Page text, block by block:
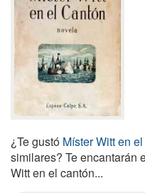
¿Te gustó Míster Witt en
similares? Te encantarán
Witt en el cantón...